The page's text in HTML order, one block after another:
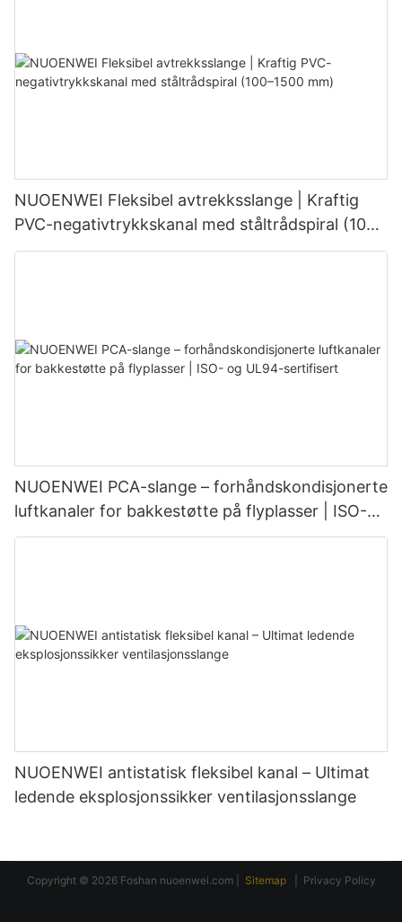
NUOENWEI Fleksibel avtrekksslange | Kraftig
PVC-negativtrykkskanal med ståltrådspiral (100–
1500 mm)
NUOENWEI PCA-slange – forhåndskondisjonerte
luftkanaler for bakkestøtte på flyplasser | ISO-
og UL94-sertifisert
NUOENWEI antistatisk fleksibel kanal – Ultimat
ledende eksplosjonssikker ventilasjonsslange
Copyright © 2026 Foshan nuoenwei.com| Sitemap Privacy Policy